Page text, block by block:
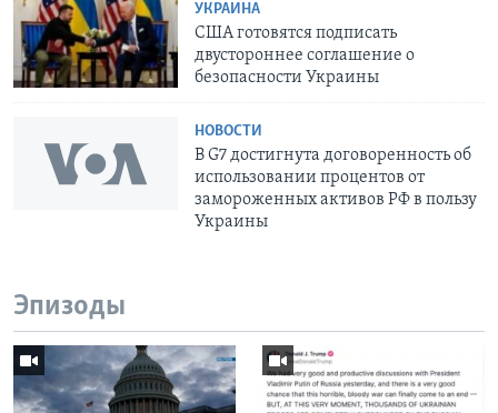
УКРАИНА
США готовятся подписать
двустороннее соглашение о
безопасности Украины
НОВОСТИ
В G7 достигнута договоренность об
использовании процентов от
замороженных активов РФ в пользу
Украины
Эпизоды